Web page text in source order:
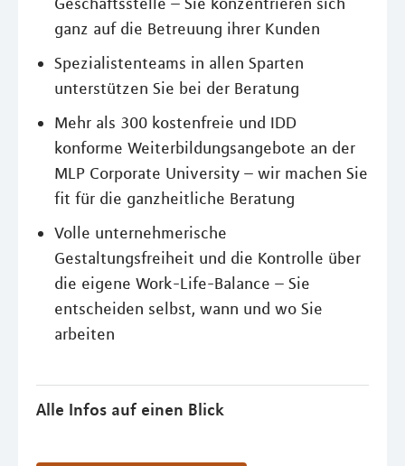
ganz auf die Betreuung ihrer Kunden
Spezialistenteams in allen Sparten
unterstützen Sie bei der Beratung
Mehr als 300 kostenfreie und IDD
konforme Weiterbildungsangebote an der
MLP Corporate University – wir machen Sie
fit für die ganzheitliche Beratung
Volle unternehmerische
Gestaltungsfreiheit und die Kontrolle über
die eigene Work-Life-Balance – Sie
entscheiden selbst, wann und wo Sie
arbeiten
Alle Infos auf einen Blick